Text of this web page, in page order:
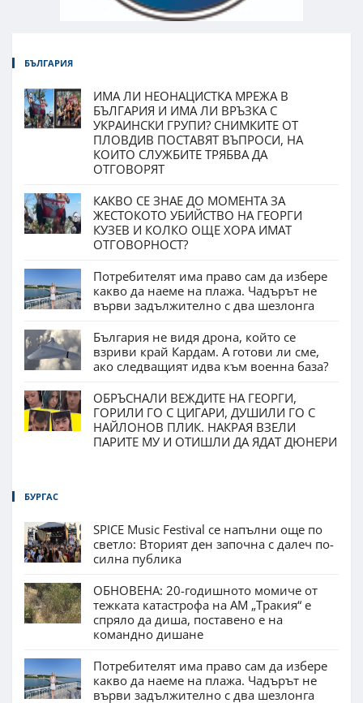
БЪЛГАРИЯ
ИМА ЛИ НЕОНАЦИСТКА МРЕЖА В
БЪЛГАРИЯ И ИМА ЛИ ВРЪЗКА С
УКРАИНСКИ ГРУПИ? СНИМКИТЕ ОТ
ПЛОВДИВ ПОСТАВЯТ ВЪПРОСИ, НА
КОИТО СЛУЖБИТЕ ТРЯБВА ДА
ОТГОВОРЯТ
КАКВО СЕ ЗНАЕ ДО МОМЕНТА ЗА
ЖЕСТОКОТО УБИЙСТВО НА ГЕОРГИ
КУЗЕВ И КОЛКО ОЩЕ ХОРА ИМАТ
ОТГОВОРНОСТ?
Потребителят има право сам да избере
какво да наеме на плажа. Чадърът не
върви задължително с два шезлонга
България не видя дрона, който се
взриви край Кардам. А готови ли сме,
ако следващият идва към военна база?
ОБРЪСНАЛИ ВЕЖДИТЕ НА ГЕОРГИ,
ГОРИЛИ ГО С ЦИГАРИ, ДУШИЛИ ГО С
НАЙЛОНОВ ПЛИК. НАКРАЯ ВЗЕЛИ
ПАРИТЕ МУ И ОТИШЛИ ДА ЯДАТ ДЮНЕРИ
БУРГАС
SPICE Music Festival се напълни още по
светло: Вторият ден започна с далеч по-
силна публика
ОБНОВЕНА: 20-годишното момиче от
тежката катастрофа на АМ „Тракия“ е
спряло да диша, поставено е на
командно дишане
Потребителят има право сам да избере
какво да наеме на плажа. Чадърът не
върви задължително с два шезлонга